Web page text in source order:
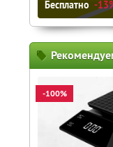
Бесплатно -
-100%